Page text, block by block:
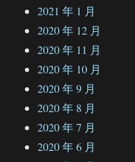
2021 年 1 月
2020 年 12 月
2020 年 11 月
2020 年 10 月
2020 年 9 月
2020 年 8 月
2020 年 7 月
2020 年 6 月